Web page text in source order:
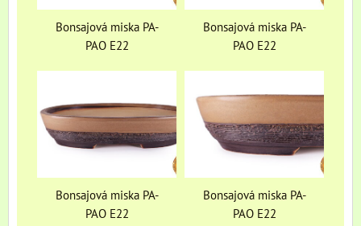
Bonsajová miska PA-
PAO E22
Bonsajová miska PA-
PAO E22
Bonsajová miska PA-
PAO E22
Bonsajová miska PA-
PAO E22